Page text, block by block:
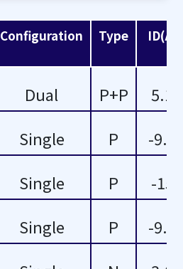
11.7
15
28
-
Configuration Type ID(A)
Dual P+P
5.1
Single P
-9.3
Single P
-15
Single P
-9.0